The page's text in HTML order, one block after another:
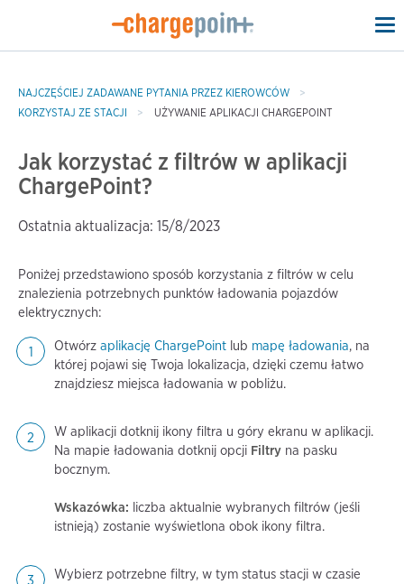
NAJCZĘŚCIEJ ZADAWANE PYTANIA PRZEZ KIEROWCÓW
KORZYSTAJ ZE STACJI
UŻYWANIE APLIKACJI CHARGEPOINT
Jak korzystać z filtrów w aplikacji
ChargePoint?
Ostatnia aktualizacja: 15/8/2023
Poniżej przedstawiono sposób korzystania z filtrów w celu
znalezienia potrzebnych punktów ładowania pojazdów
elektrycznych:
Otwórz aplikację ChargePoint lub mapę ładowania, na
której pojawi się Twoja lokalizacja, dzięki czemu łatwo
znajdziesz miejsca ładowania w pobliżu.
W aplikacji dotknij ikony filtra u góry ekranu w aplikacji.
Na mapie ładowania dotknij opcji Filtry na pasku
bocznym.
Wskazówka: liczba aktualnie wybranych filtrów (jeśli
istnieją) zostanie wyświetlona obok ikony filtra.
Wybierz potrzebne filtry, w tym status stacji w czasie